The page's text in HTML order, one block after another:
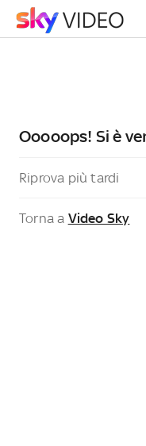
Ooooops! Si è
Riprova più tardi
Torna a Video Sky